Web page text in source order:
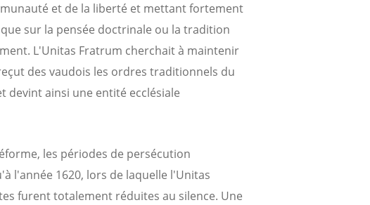
et de la liberté et mettant fortement
sur la pensée doctrinale ou la tradition
L'Unitas Fratrum cherchait à maintenir
des vaudois les ordres traditionnels du
devint ainsi une entité ecclésiale
les périodes de persécution
l'année 1620, lors de laquelle l'Unitas
furent totalement réduites au silence. Une